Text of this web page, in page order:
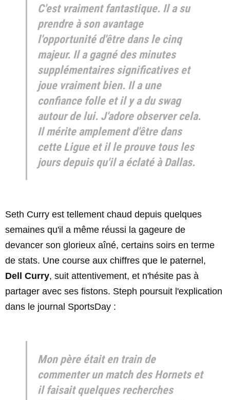
C'est vraiment fantastique. Il a su
prendre à son avantage
l'opportunité d'être dans le cinq
majeur. Il a gagné des minutes
supplémentaires significatives et
joue vraiment bien. Il a une
confiance folle et il y a du swag
autour de lui. J'adore observer cela.
Il mérite amplement d'être dans
cette Ligue et il le prouve tous les
jours depuis qu'il a éclaté à Dallas.
Seth Curry est tellement chaud depuis quelques
semaines qu'il a même réussi la gageure de
devancer son glorieux aîné, certains soirs en terme
de stats. Une course aux chiffres que le paternel,
Dell Curry, suit attentivement, et n'hésite pas à
partager avec ses fistons. Steph poursuit l'explication
dans le journal SportsDay :
Mon père était en train de
commenter un match des Hornets et
il faisait quelques recherches